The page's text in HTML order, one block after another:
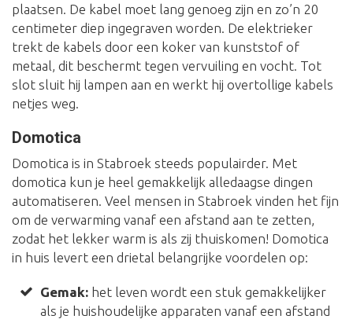
plaatsen. De kabel moet lang genoeg zijn en zo’n 20
centimeter diep ingegraven worden. De elektrieker
trekt de kabels door een koker van kunststof of
metaal, dit beschermt tegen vervuiling en vocht. Tot
slot sluit hij lampen aan en werkt hij overtollige kabels
netjes weg.
Domotica
Domotica is in Stabroek steeds populairder. Met
domotica kun je heel gemakkelijk alledaagse dingen
automatiseren. Veel mensen in Stabroek vinden het fijn
om de verwarming vanaf een afstand aan te zetten,
zodat het lekker warm is als zij thuiskomen! Domotica
in huis levert een drietal belangrijke voordelen op:
Gemak: het leven wordt een stuk gemakkelijker
als je huishoudelijke apparaten vanaf een afstand